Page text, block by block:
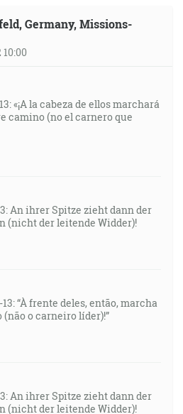
Germany, Missions-
«¡A la cabeza de ellos marchará
camino (no el carnero que
An ihrer Spitze zieht dann der
(nicht der leitende Widder)!
“À frente deles, então, marcha
o carneiro líder)!”
An ihrer Spitze zieht dann der
(nicht der leitende Widder)!